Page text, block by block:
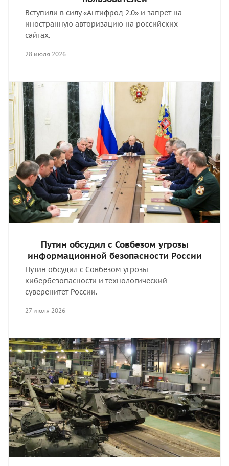
Вступили в силу «Антифрод 2.0» и запрет на
иностранную авторизацию на российских
сайтах.
28 июля 2026
Путин обсудил с Совбезом угрозы
информационной безопасности России
Путин обсудил с Совбезом угрозы
кибербезопасности и технологический
суверенитет России.
27 июля 2026